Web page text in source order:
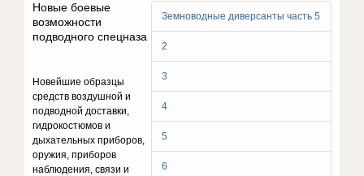
Земноводные диверсанты часть 5
2
3
4
5
6
Новые боевые
возможности
подводного спецназа
Новейшие образцы
средств воздушной и
подводной доставки,
гидрокостюмов и
дыхательных приборов,
оружия, приборов
наблюдения, связи и